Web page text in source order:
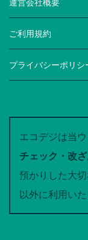
ご利用規約
プライバシーポリシ
エコデジは当
チェック・改
預かりした大
以外に利用いた